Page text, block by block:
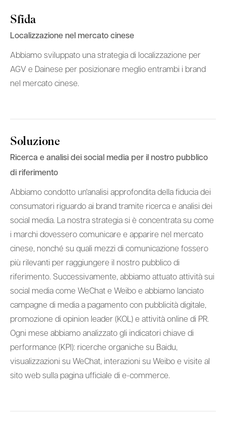
Sfida
Localizzazione nel mercato cinese
Abbiamo sviluppato una strategia di localizzazione per
AGV e Dainese per posizionare meglio entrambi i brand
nel mercato cinese.
Soluzione
Ricerca e analisi dei social media per il nostro pubblico
di riferimento
Abbiamo condotto un'analisi approfondita della fiducia dei
consumatori riguardo ai brand tramite ricerca e analisi dei
social media. La nostra strategia si è concentrata su come
i marchi dovessero comunicare e apparire nel mercato
cinese, nonché su quali mezzi di comunicazione fossero
più rilevanti per raggiungere il nostro pubblico di
riferimento. Successivamente, abbiamo attuato attività sui
social media come WeChat e Weibo e abbiamo lanciato
campagne di media a pagamento con pubblicità digitale,
promozione di opinion leader (KOL) e attività online di PR.
Ogni mese abbiamo analizzato gli indicatori chiave di
performance (KPI): ricerche organiche su Baidu,
visualizzazioni su WeChat, interazioni su Weibo e visite al
sito web sulla pagina ufficiale di e-commerce.